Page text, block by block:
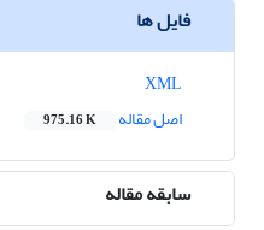
فایل ها
اصل مقاله
975.16 K
سابقه مقاله